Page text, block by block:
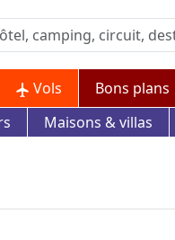
Vols Bons plans
Maisons & villas